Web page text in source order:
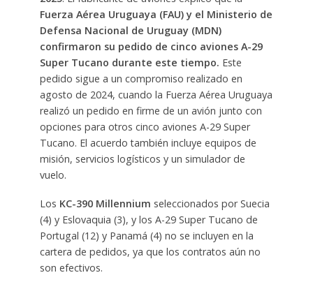
Fuerza Aérea Uruguaya (FAU) y el Ministerio de
Defensa Nacional de Uruguay (MDN)
confirmaron su pedido de cinco aviones A-29
Super Tucano durante este tiempo. Este
pedido sigue a un compromiso realizado en
agosto de 2024, cuando la Fuerza Aérea Uruguaya
realizó un pedido en firme de un avión junto con
opciones para otros cinco aviones A-29 Super
Tucano. El acuerdo también incluye equipos de
misión, servicios logísticos y un simulador de
vuelo.
Los KC-390 Millennium seleccionados por Suecia
(4) y Eslovaquia (3), y los A-29 Super Tucano de
Portugal (12) y Panamá (4) no se incluyen en la
cartera de pedidos, ya que los contratos aún no
son efectivos.